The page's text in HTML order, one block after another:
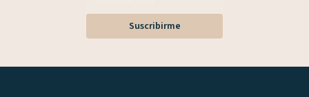
Suscribirme